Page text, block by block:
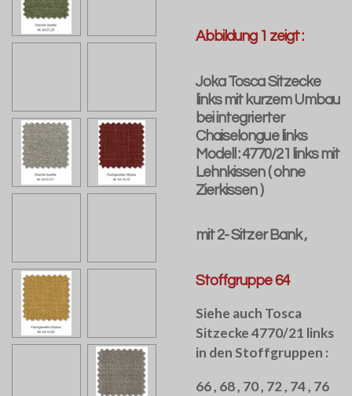
Abbildung 1 zeigt :
Joka Tosca Sitzecke
links mit kurzem Umbau
bei integrierter
Chaiselongue links
Modell : 4770/21 links mit
Lehnkissen ( ohne
Zierkissen )
mit 2- Sitzer Bank ,
Stoffgruppe 64
Siehe auch Tosca
Sitzecke 4770/21 links
in den Stoffgruppen :
66 , 68 , 70 , 72 , 74 , 76